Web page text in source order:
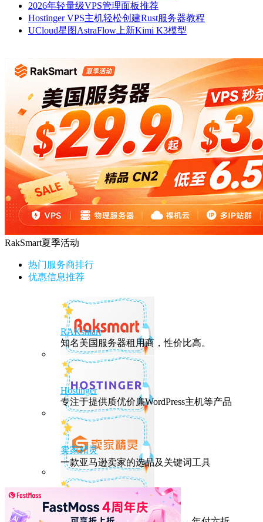
2026年轻量级VPS管理面板推荐
Hostinger VPS主机轻松创建Rust服务器教程
UCloud星图AstraFlow上新Kimi K3模型
RakSmart夏季活动
热门服务商排行
优惠信息推荐
RAKsmart
知名美国服务器租用商，性价比高。
Hostinger
专注于提供质优价廉WordPress主机等产品
卖家精灵
一款亚马逊卖家的选品及关键词工具
HostEase